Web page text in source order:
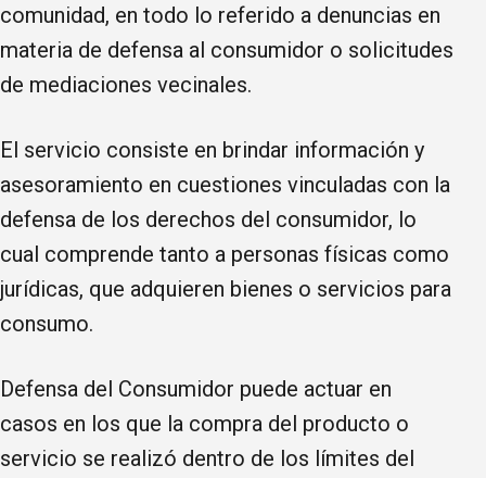
comunidad, en todo lo referido a denuncias en
materia de defensa al consumidor o solicitudes
de mediaciones vecinales.
El servicio consiste en brindar información y
asesoramiento en cuestiones vinculadas con la
defensa de los derechos del consumidor, lo
cual comprende tanto a personas físicas como
jurídicas, que adquieren bienes o servicios para
consumo.
Defensa del Consumidor puede actuar en
casos en los que la compra del producto o
servicio se realizó dentro de los límites del